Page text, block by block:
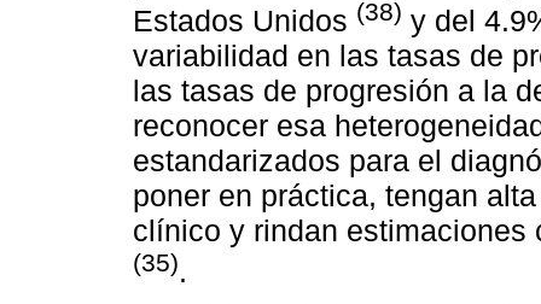
Estados Unidos (38) y del
variabilidad en las tasas de
las tasas de progresión a la
reconocer esa
estandarizados para el
poner en práctica, tengan
clínico y rindan
(35).